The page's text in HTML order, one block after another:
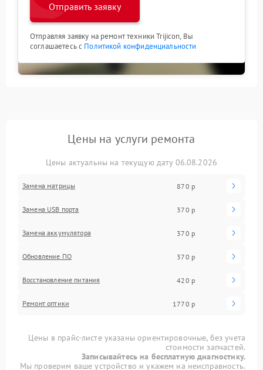
Отправить заявку
Отправляя заявку на ремонт техники Trijicon, Вы
соглашаетесь с Политикой конфиденциальности
Цены на услуги ремонта
Цены актуальны на текущую дату 06.08.2026
Замена матрицы 870 р
Замена USB порта 370 р
Замена аккумулятора 370 р
Обновление ПО 370 р
Восстановление питания 420 р
Ремонт оптики 1770 р
Цены в прайс-листе указаны ориентировочные, без учета
стоимости запчастей.
Записывайтесь на бесплатную диагностику.
Мы проверим ваше устройство и укажем на неисправность.